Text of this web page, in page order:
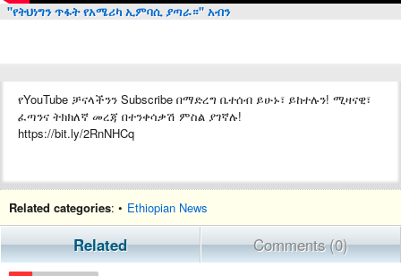
"የትህነግን ጥፋት የአሜሪካ ኢምባሲ ያጣራ።" አብን
የYouTube ቻናላችንን Subscribe በማድረግ ቤተሰብ ይሁኑ፣ ይከተሉን! ሚዛናዊ፣
ፈጣንና ትክክለኛ መረጃ በተንቀሳቃሽ ምስል ያገኛሉ!
https://bit.ly/2RnNHCq
Related categories: • Ethiopian News
Related Comments (0)